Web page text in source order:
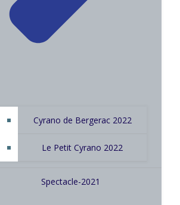
Cyrano de Bergerac 2022
Le Petit Cyrano 2022
Spectacle-2021